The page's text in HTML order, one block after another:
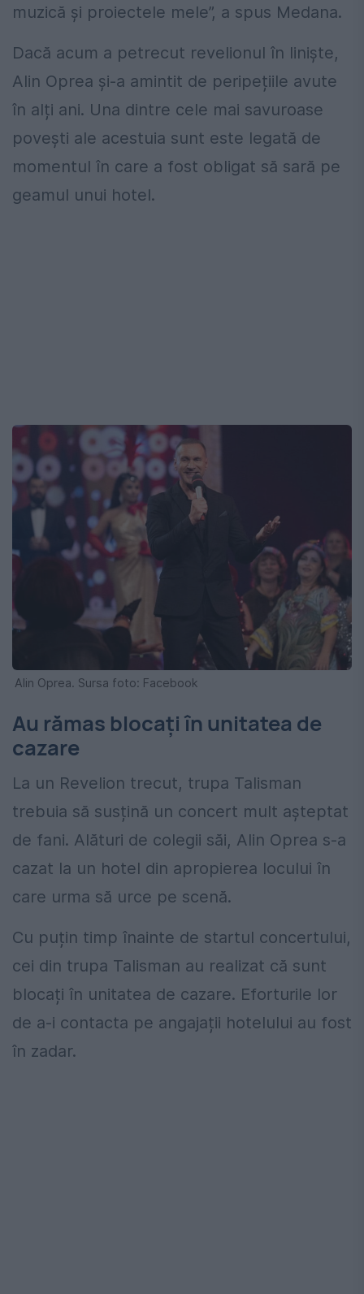
muzică și proiectele mele”, a spus Medana.
Dacă acum a petrecut revelionul în liniște,
Alin Oprea și-a amintit de peripețiile avute
în alți ani. Una dintre cele mai savuroase
povești ale acestuia sunt este legată de
momentul în care a fost obligat să sară pe
geamul unui hotel.
Alin Oprea. Sursa foto: Facebook
Au rămas blocați în unitatea de
cazare
La un Revelion trecut, trupa Talisman
trebuia să susțină un concert mult așteptat
de fani. Alături de colegii săi, Alin Oprea s-a
cazat la un hotel din apropierea locului în
care urma să urce pe scenă.
Cu puțin timp înainte de startul concertului,
cei din trupa Talisman au realizat că sunt
blocați în unitatea de cazare. Eforturile lor
de a-i contacta pe angajații hotelului au fost
în zadar.